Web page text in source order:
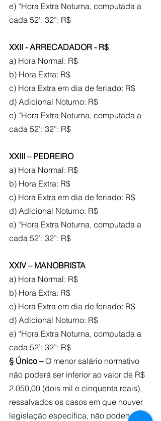
e) “Hora Extra Noturna, computada a
cada 52’: 32”: R$
XXII - ARRECADADOR - R$
a) Hora Normal: R$
b) Hora Extra: R$
c) Hora Extra em dia de feriado: R$
d) Adicional Noturno: R$
e) “Hora Extra Noturna, computada a
cada 52’: 32”: R$
XXIII – PEDREIRO
a) Hora Normal: R$
b) Hora Extra: R$
c) Hora Extra em dia de feriado: R$
d) Adicional Noturno: R$
e) “Hora Extra Noturna, computada a
cada 52’: 32”: R$
XXIV – MANOBRISTA
a) Hora Normal: R$
b) Hora Extra: R$
c) Hora Extra em dia de feriado: R$
d) Adicional Noturno: R$
e) “Hora Extra Noturna, computada a
cada 52’: 32”: R$
§ Único – O menor salário normativo
não poderá ser inferior ao valor de R$
2.050,00 (dois mil e cinquenta reais),
ressalvados os casos em que houver
legislação específica, não podendo